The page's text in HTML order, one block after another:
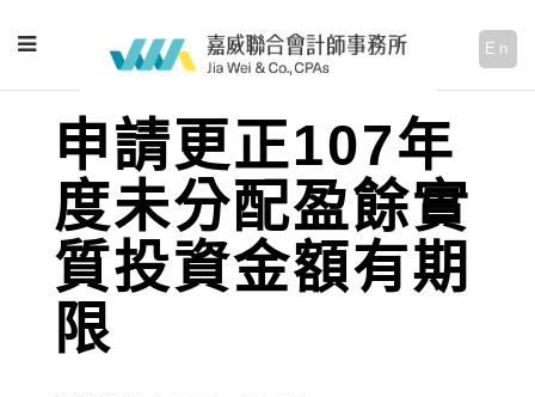
En
申請更正107年
度未分配盈餘實
質投資金額有期
限